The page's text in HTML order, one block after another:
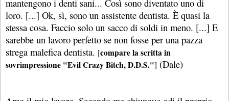
mantengono i denti sani... Così sono diventato uno di
loro. [...] Ok, sì, sono un assistente dentista. È quasi la
stessa cosa. Faccio solo un sacco di soldi in meno. [...] E
sarebbe un lavoro perfetto se non fosse per una pazza
strega malefica dentista. [compare la scritta in
sovrimpressione "Evil Crazy Bitch, D.D.S."] (Dale)